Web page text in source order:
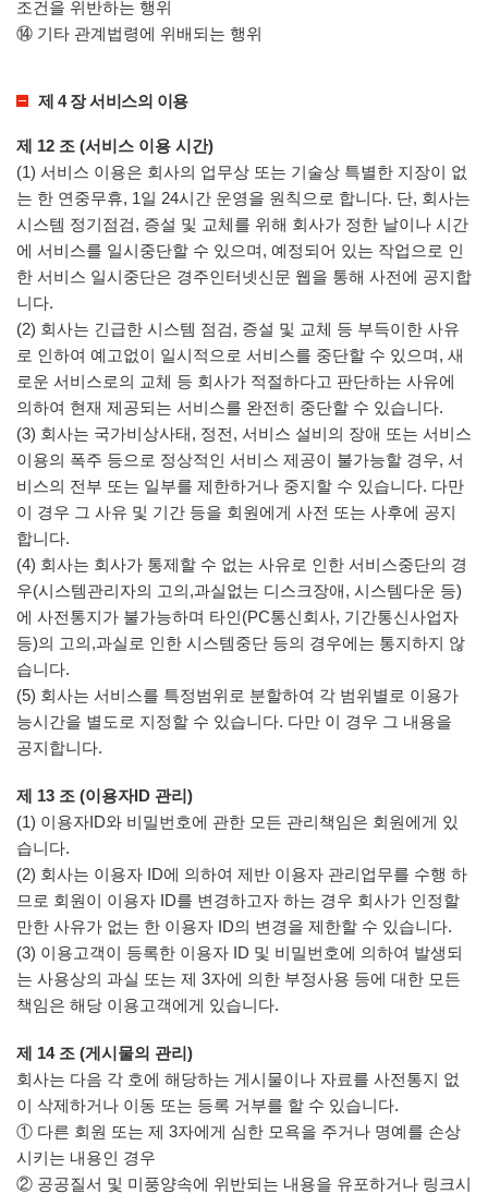
조건을 위반하는 행위
⑭ 기타 관계법령에 위배되는 행위
제 4 장 서비스의 이용
제 12 조 (서비스 이용 시간)
(1) 서비스 이용은 회사의 업무상 또는 기술상 특별한 지장이 없
는 한 연중무휴, 1일 24시간 운영을 원칙으로 합니다. 단, 회사는
시스템 정기점검, 증설 및 교체를 위해 회사가 정한 날이나 시간
에 서비스를 일시중단할 수 있으며, 예정되어 있는 작업으로 인
한 서비스 일시중단은 경주인터넷신문 웹을 통해 사전에 공지합
니다.
(2) 회사는 긴급한 시스템 점검, 증설 및 교체 등 부득이한 사유
로 인하여 예고없이 일시적으로 서비스를 중단할 수 있으며, 새
로운 서비스로의 교체 등 회사가 적절하다고 판단하는 사유에
의하여 현재 제공되는 서비스를 완전히 중단할 수 있습니다.
(3) 회사는 국가비상사태, 정전, 서비스 설비의 장애 또는 서비스
이용의 폭주 등으로 정상적인 서비스 제공이 불가능할 경우, 서
비스의 전부 또는 일부를 제한하거나 중지할 수 있습니다. 다만
이 경우 그 사유 및 기간 등을 회원에게 사전 또는 사후에 공지
합니다.
(4) 회사는 회사가 통제할 수 없는 사유로 인한 서비스중단의 경
우(시스템관리자의 고의,과실없는 디스크장애, 시스템다운 등)
에 사전통지가 불가능하며 타인(PC통신회사, 기간통신사업자
등)의 고의,과실로 인한 시스템중단 등의 경우에는 통지하지 않
습니다.
(5) 회사는 서비스를 특정범위로 분할하여 각 범위별로 이용가
능시간을 별도로 지정할 수 있습니다. 다만 이 경우 그 내용을
공지합니다.
제 13 조 (이용자ID 관리)
(1) 이용자ID와 비밀번호에 관한 모든 관리책임은 회원에게 있
습니다.
(2) 회사는 이용자 ID에 의하여 제반 이용자 관리업무를 수행 하
므로 회원이 이용자 ID를 변경하고자 하는 경우 회사가 인정할
만한 사유가 없는 한 이용자 ID의 변경을 제한할 수 있습니다.
(3) 이용고객이 등록한 이용자 ID 및 비밀번호에 의하여 발생되
는 사용상의 과실 또는 제 3자에 의한 부정사용 등에 대한 모든
책임은 해당 이용고객에게 있습니다.
제 14 조 (게시물의 관리)
회사는 다음 각 호에 해당하는 게시물이나 자료를 사전통지 없
이 삭제하거나 이동 또는 등록 거부를 할 수 있습니다.
① 다른 회원 또는 제 3자에게 심한 모욕을 주거나 명예를 손상
시키는 내용인 경우
② 공공질서 및 미풍양속에 위반되는 내용을 유포하거나 링크시